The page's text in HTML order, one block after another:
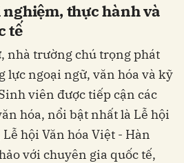
thực hành và
tế
nhà trường chú trọng phát
lực ngoại ngữ, văn hóa và kỹ
viên được tiếp cận các
hóa, nổi bật nhất là Lễ hội
hội Văn hóa Việt - Hàn
với chuyên gia quốc tế,